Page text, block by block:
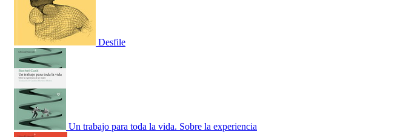
Desfile
Un trabajo para toda la vida. Sobre la experiencia